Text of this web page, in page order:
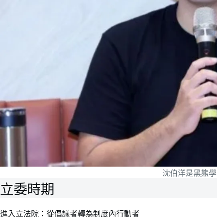
沈伯洋是黑熊
立委時期
進入立法院：從倡議者轉為制度內行動者